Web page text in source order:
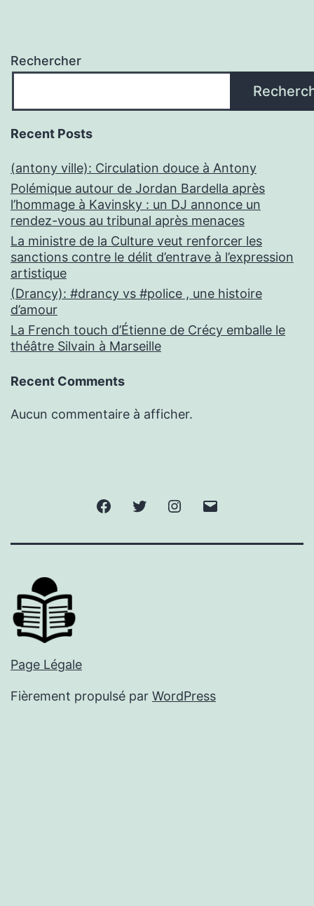
Rechercher
Recent Posts
(antony ville): Circulation douce à Antony
Polémique autour de Jordan Bardella après
l’hommage à Kavinsky : un DJ annonce un
rendez-vous au tribunal après menaces
La ministre de la Culture veut renforcer les
sanctions contre le délit d’entrave à l’expression
artistique
(Drancy): #drancy vs #police , une histoire
d’amour
La French touch d’Étienne de Crécy emballe le
théâtre Silvain à Marseille
Recent Comments
Aucun commentaire à afficher.
FacebookTwitter Instagram
Page Légale
Fièrement propulsé par WordPress